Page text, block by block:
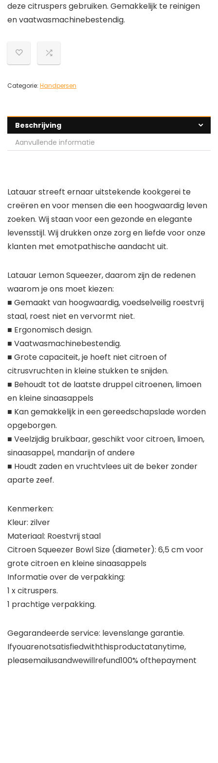
deze citruspers gebruiken. Gemakkelijk te reinigen
en vaatwasmachinebestendig.
Categorie: Handpersen
Beschrijving
Aanvullende informatie
Latauar streeft ernaar uitstekende kookgerei te
creëren en voor mensen die een hoogwaardig leven
zoeken. Wij staan voor een gezonde en elegante
levensstijl. Wij drukken onze zorg en liefde voor onze
klanten met emotpathische aandacht uit.
Latauar Lemon Squeezer, daarom zijn de redenen
waarom je ons moet kiezen:
■ Gemaakt van hoogwaardig, voedselveilig roestvrij
staal, roest niet en vervormt niet.
■ Ergonomisch design.
■ Vaatwasmachinebestendig.
■ Grote capaciteit, je hoeft niet citroen of
citrusvruchten in kleine stukken te snijden.
■ Behoudt tot de laatste druppel citroenen, limoen
en kleine sinaasappels
■ Kan gemakkelijk in een gereedschapslade worden
opgeborgen.
■ Veelzijdig bruikbaar, geschikt voor citroen, limoen,
sinaasappel, mandarijn of andere
■ Houdt zaden en vruchtvlees uit de beker zonder
aparte zeef.
Kenmerken:
Kleur: zilver
Materiaal: Roestvrij staal
Citroen Squeezer Bowl Size (diameter): 6,5 cm voor
grote citroen en kleine sinaasappels
Informatie over de verpakking:
1 x citruspers.
1 prachtige verpakking.
Gegarandeerde service: levenslange garantie.
Ifyouarenotsatisfiedwiththisproductatanytime,
pleasemailusandwewillrefund100% ofthepayment